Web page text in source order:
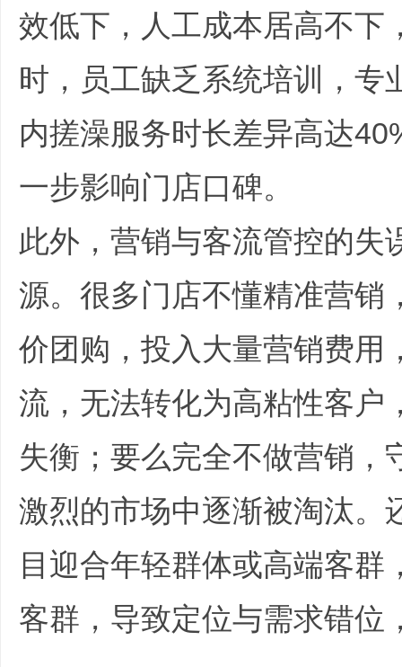
效低下，人工成本居高不下
时，员工缺乏系统培训，专
内搓澡服务时长差异高达
一步影响门店口碑。
此外，营销与客流管控的失
源。很多门店不懂精准营销
价团购，投入大量营销费用
流，无法转化为高粘性客户
失衡；要么完全不做营销，
激烈的市场中逐渐被淘汰。
目迎合年轻群体或高端客
客群，导致定位与需求错位